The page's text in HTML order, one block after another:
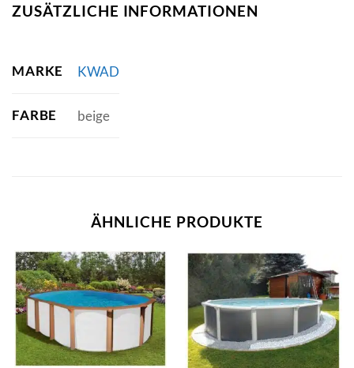
ZUSÄTZLICHE INFORMATIONEN
MARKE KWAD
FARBE beige
ÄHNLICHE PRODUKTE